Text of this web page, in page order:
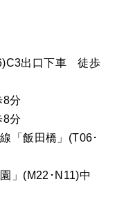
出口下車 徒歩
分
分
「飯田橋」(T06･
」(M22･N11)中